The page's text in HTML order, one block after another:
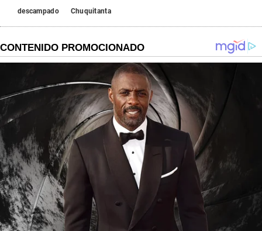
descampado
Chuquitanta